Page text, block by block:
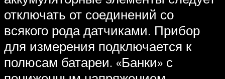
отключать от соединений со
всякого рода датчиками. Прибор
для измерения подключается к
полюсам батареи. «Банки» с